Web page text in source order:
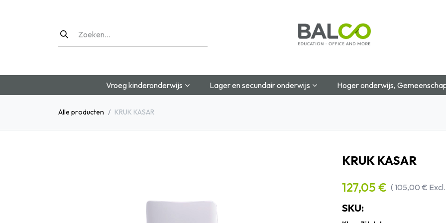
Vroeg kinderonderwijs Lager en secundair onderwijs Hoger onderwijs,
Alle producten KRUK KASAR
KRUK KASAR
127,05 € (105,00 €
SKU: